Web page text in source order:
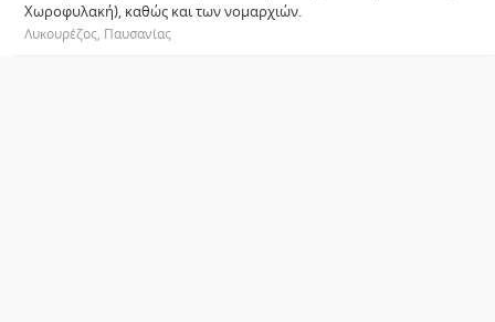
Χωροφυλακή), καθώς και των νομαρχιών.
Λυκουρέζος, Παυσανίας